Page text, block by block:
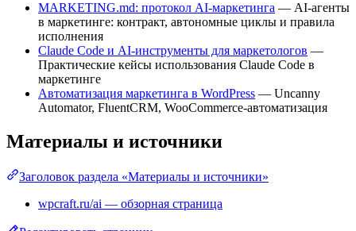
MARKETING.md: протокол AI-маркетинга — AI-агенты
в маркетинге: контракт, автономные циклы и правила
исполнения
Claude Code и AI-инструменты для маркетологов —
Практические кейсы использования Claude Code в
маркетинге
Автоматизация маркетинга в WordPress — Uncanny
Automator, FluentCRM, WooCommerce-автоматизация
Материалы и источники
Заголовок раздела «Материалы и источники»
wpcraft.ru/ai — обзорная страница